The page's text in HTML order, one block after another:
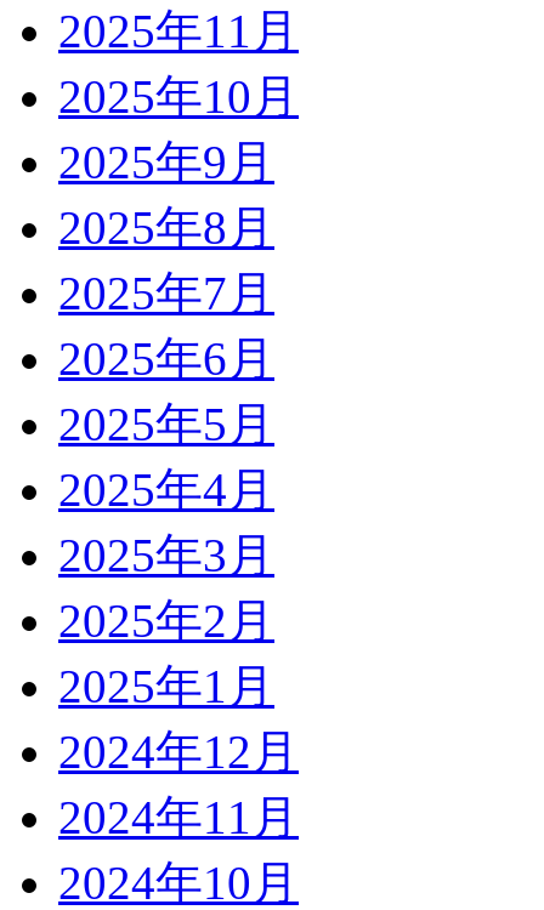
2025年11月
2025年10月
2025年9月
2025年8月
2025年7月
2025年6月
2025年5月
2025年4月
2025年3月
2025年2月
2025年1月
2024年12月
2024年11月
2024年10月